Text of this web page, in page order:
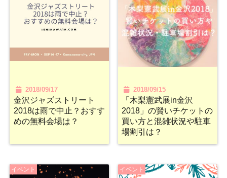
2018/09/17
金沢ジャズストリート
2018は雨で中止？おすす
めの無料会場は？
2018/09/15
「木梨憲武展in金沢
2018」の賢いチケットの
買い方と混雑状況や駐車
場割引は？
イベント イベント